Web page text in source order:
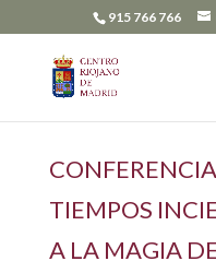
915 766 766
TIEMPOS
A LA MAGIA